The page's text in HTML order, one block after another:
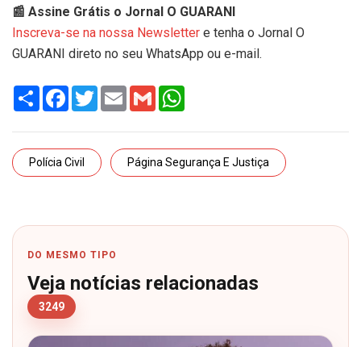
📰 Assine Grátis o Jornal O GUARANI
Inscreva-se na nossa Newsletter e tenha o Jornal O
GUARANI direto no seu WhatsApp ou e-mail.
Share Facebook
TwitterEmail Gmail
Polícia Civil Página Segurança E Justiça
DO MESMO TIPO
Veja notícias relacionadas
3249